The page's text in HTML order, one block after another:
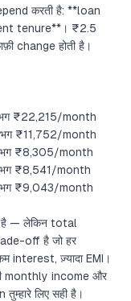
करती है: **loan
tenure**। ₹2.5
change होती है।
₹22,215/month
₹11,752/month
₹8,305/month
₹8,541/month
₹9,043/month
है — लेकिन total
off है जो हर
interest, ज़्यादा EMI।
monthly income और
लिए सही है।